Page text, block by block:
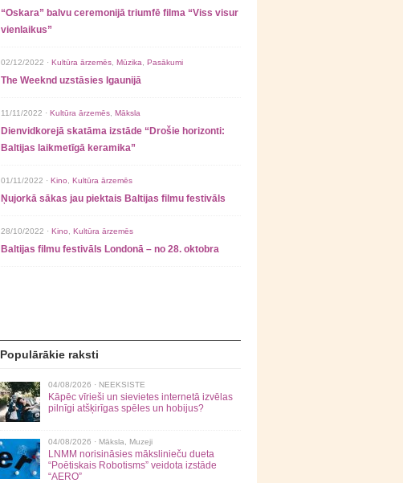
“Oskara” balvu ceremonijā triumfē filma “Viss visur
vienlaikus”
02/12/2022 · Kultūra ārzemēs Mūzika Pasākumi
The Weeknd uzstāsies Igaunijā
11/11/2022 · Kultūra ārzemēs Māksla
Dienvidkorejā skatāma izstāde “Drošie horizonti:
Baltijas laikmetīgā keramika”
01/11/2022 · Kino Kultūra ārzemēs
Ņujorkā sākas jau piektais Baltijas filmu festivāls
28/10/2022 · Kino Kultūra ārzemēs
Baltijas filmu festivāls Londonā – no 28. oktobra
Populārākie raksti
04/08/2026 · NEEKSISTE
Kāpēc vīrieši un sievietes internetā izvēlas
pilnīgi atšķirīgas spēles un hobijus?
04/08/2026 · Māksla Muzeji
LNMM norisināsies mākslinieču dueta
“Poētiskais Robotisms” veidota izstāde
“AERO”